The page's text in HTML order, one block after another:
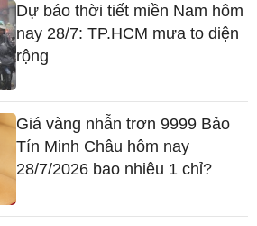
Dự báo thời tiết miền Nam hôm
nay 28/7: TP.HCM mưa to diện
rộng
Giá vàng nhẫn trơn 9999 Bảo
Tín Minh Châu hôm nay
28/7/2026 bao nhiêu 1 chỉ?